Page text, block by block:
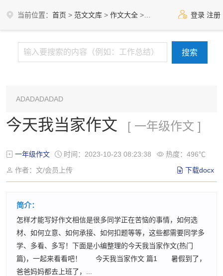
当前位置： 首页 > 范文文库 > 作文大全 > >一年级作文
登录 注册
ADADADADAD
今天我当家作文 [ 一年级作文 ]
一年级作文 时间：2023-10-23 08:23:38
热度：496℃
作者：文/会员上传
下载docx
简介：
怎样才能写好作文相信是很多同学正在苦恼的事情，如何选
材、如何立意、如何承接、如何扣题等等，这些都需要同学多
学、多看、多写！下面是小编整理的今天我当家作文(热门
篇)，一起来看看吧！ 今天我当家作文 篇1 暑假到了，
爸爸妈妈都去上班了，...